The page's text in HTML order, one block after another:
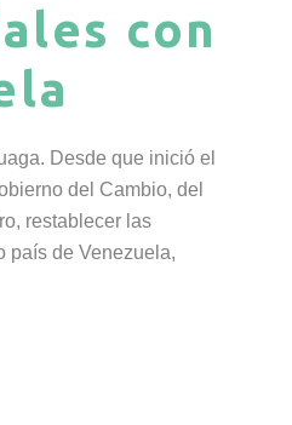
con
Desde que inició el
del Cambio, del
restablecer las
país de Venezuela,